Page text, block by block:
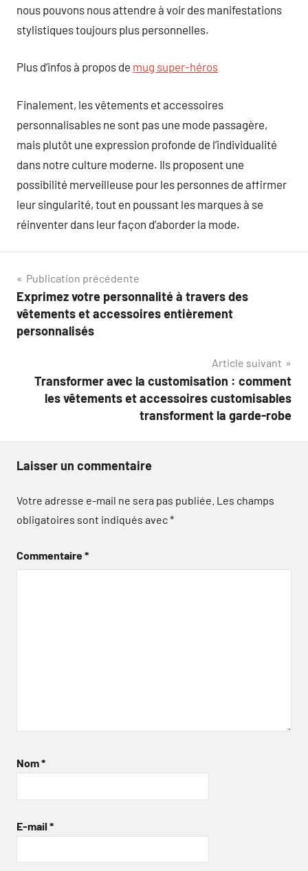
nous pouvons nous attendre à voir des manifestations
stylistiques toujours plus personnelles.
Plus d’infos à propos de mug super-héros
Finalement, les vêtements et accessoires
personnalisables ne sont pas une mode passagère,
mais plutôt une expression profonde de l’individualité
dans notre culture moderne. Ils proposent une
possibilité merveilleuse pour les personnes de affirmer
leur singularité, tout en poussant les marques à se
réinventer dans leur façon d’aborder la mode.
Navigation
de
l’article
Publication précédente
Exprimez votre personnalité à travers des
vêtements et accessoires entièrement
personnalisés
Article suivant
Transformer avec la customisation : comment
les vêtements et accessoires customisables
transforment la garde-robe
Laisser un commentaire
Votre adresse e-mail ne sera pas publiée. Les champs
obligatoires sont indiqués avec*
Commentaire*
Nom*
E-mail *